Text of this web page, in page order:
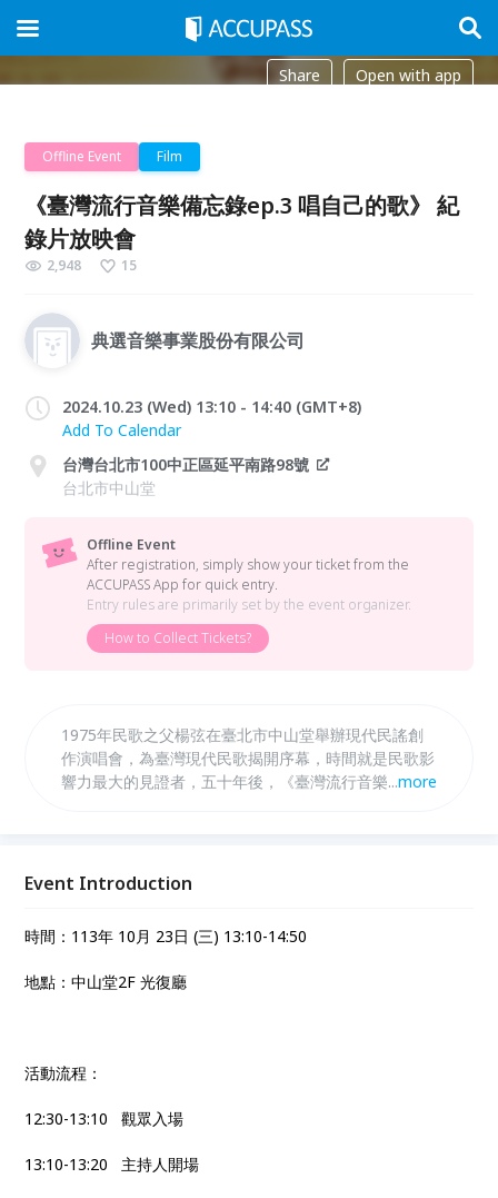
Share Open with app
Offline Event Film
《臺灣流行音樂備忘錄ep.3 唱自己的歌》 紀
錄片放映會
2,948 15
典選音樂事業股份有限公司
2024.10.23 (Wed) 13:10 - 14:40 (GMT+8)
Add To Calendar
台灣台北市100中正區延平南路98號
台北市中山堂
Offline Event
After registration, simply show your ticket from the
ACCUPASS App for quick entry.
Entry rules are primarily set by the event organizer.
How to Collect Tickets?
1975年民歌之父楊弦在臺北市中山堂舉辦現代民謠創
作演唱會，為臺灣現代民歌揭開序幕，時間就是民歌影
響力最大的見證者，五十年後，《臺灣流行音樂備忘錄
提問與對談，讓我們一窺民歌如何從最初的創作抒發，
樂、與城市、與我共同見證這璀璨五十年。
...more
Event Introduction
時間：113年 10月 23日 (三) 13:10-14:50
地點：中山堂2F 光復廳
活動流程：
12:30-13:10 觀眾入場
13:10-13:20 主持人開場